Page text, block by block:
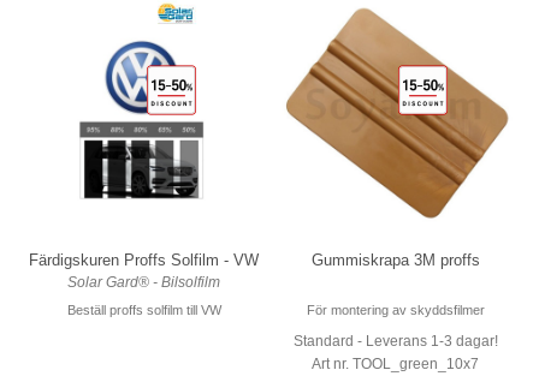
Färdigskuren Proffs Solfilm - VW
Solar Gard® - Bilsolfilm
Beställ proffs solfilm till VW
Gummiskrapa 3M proffs
För montering av skyddsfilmer
Standard - Leverans 1-3 dagar!
Art nr. TOOL_green_10x7